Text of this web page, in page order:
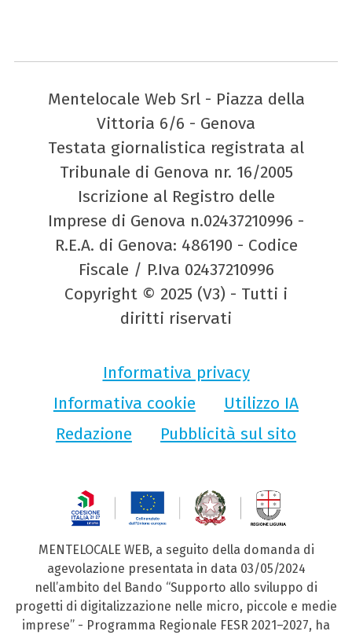
Mentelocale Web Srl - Piazza della
Vittoria 6/6 - Genova
Testata giornalistica registrata al
Tribunale di Genova nr. 16/2005
Iscrizione al Registro delle
Imprese di Genova n.02437210996 -
R.E.A. di Genova: 486190 - Codice
Fiscale / P.Iva 02437210996
Copyright © 2025 (V3) - Tutti i
diritti riservati
Informativa privacy
Informativa cookie
Utilizzo IA
Redazione
Pubblicità sul sito
MENTELOCALE WEB, a seguito della domanda di
agevolazione presentata in data 03/05/2024
nell’ambito del Bando “Supporto allo sviluppo di
progetti di digitalizzazione nelle micro, piccole e medie
imprese” - Programma Regionale FESR 2021–2027, ha